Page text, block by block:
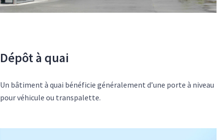
Dépôt à quai
Un bâtiment à quai bénéficie généralement d’une porte à niveau
pour véhicule ou transpalette.